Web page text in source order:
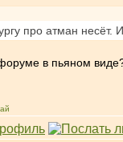
про атман несёт.
в пьяном